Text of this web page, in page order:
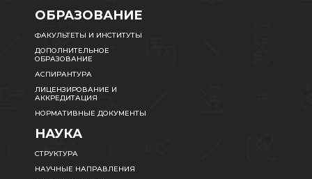
ОБРАЗОВАНИЕ
ФАКУЛЬТЕТЫ И ИНСТИТУТЫ
ДОПОЛНИТЕЛЬНОЕ
ОБРАЗОВАНИЕ
АСПИРАНТУРА
ЛИЦЕНЗИРОВАНИЕ И
АККРЕДИТАЦИЯ
НОРМАТИВНЫЕ ДОКУМЕНТЫ
НАУКА
СТРУКТУРА
НАУЧНЫЕ НАПРАВЛЕНИЯ